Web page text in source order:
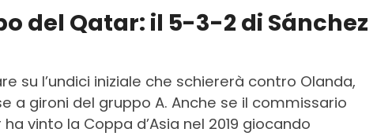
del Qatar: il 5-3-2 di Sánchez
su l’undici iniziale che schiererà contro Olanda,
a gironi del gruppo A. Anche se il commissario
vinto la Coppa d’Asia nel 2019 giocando